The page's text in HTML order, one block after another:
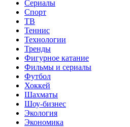
Сериалы
Спорт
ТВ
Теннис
Технологии
Тренды
Фигурное катание
Фильмы и сериалы
Футбол
Хоккей
Шахматы
Шоу-бизнес
Экология
Экономика